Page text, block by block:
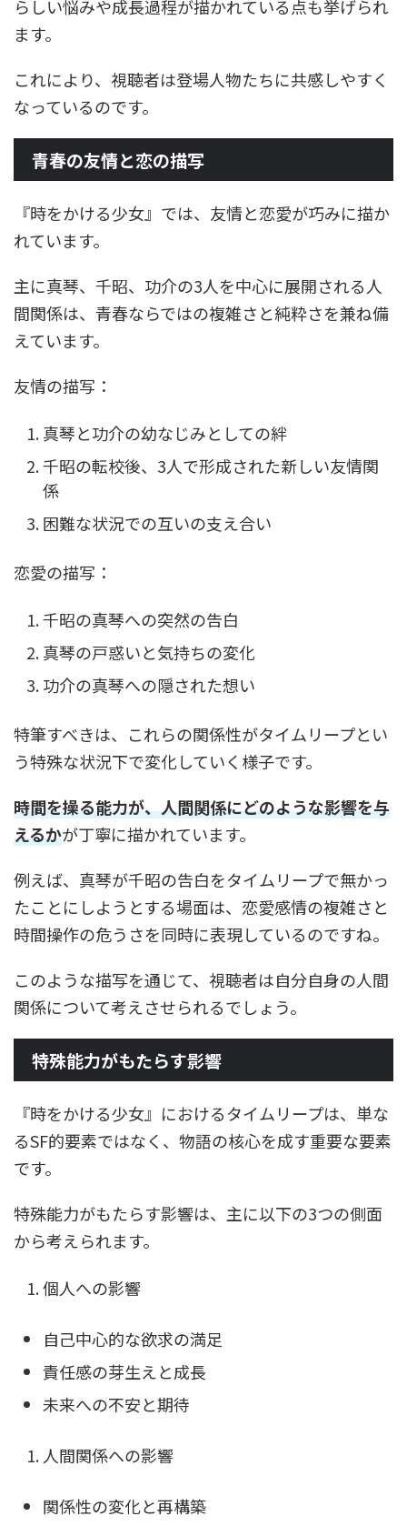
らしい悩みや成長過程が描かれている点も挙げられ
ます。
これにより、視聴者は登場人物たちに共感しやすく
なっているのです。
青春の友情と恋の描写
『時をかける少女』では、友情と恋愛が巧みに描か
れています。
主に真琴、千昭、功介の3人を中心に展開される人
間関係は、青春ならではの複雑さと純粋さを兼ね備
えています。
友情の描写：
真琴と功介の幼なじみとしての絆
千昭の転校後、3人で形成された新しい友情関
係
困難な状況での互いの支え合い
恋愛の描写：
千昭の真琴への突然の告白
真琴の戸惑いと気持ちの変化
功介の真琴への隠された想い
特筆すべきは、これらの関係性がタイムリープとい
う特殊な状況下で変化していく様子です。
時間を操る能力が、人間関係にどのような影響を与
えるかが丁寧に描かれています。
例えば、真琴が千昭の告白をタイムリープで無かっ
たことにしようとする場面は、恋愛感情の複雑さと
時間操作の危うさを同時に表現しているのですね。
このような描写を通じて、視聴者は自分自身の人間
関係について考えさせられるでしょう。
特殊能力がもたらす影響
『時をかける少女』におけるタイムリープは、単な
るSF的要素ではなく、物語の核心を成す重要な要素
です。
特殊能力がもたらす影響は、主に以下の3つの側面
から考えられます。
個人への影響
自己中心的な欲求の満足
責任感の芽生えと成長
未来への不安と期待
人間関係への影響
関係性の変化と再構築